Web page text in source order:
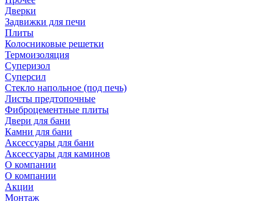
Дверки
Задвижки для печи
Плиты
Колосниковые решетки
Термоизоляция
Суперизол
Суперсил
Стекло напольное (под печь)
Листы предтопочные
Фиброцементные плиты
Двери для бани
Камни для бани
Аксессуары для бани
Аксессуары для каминов
О компании
О компании
Акции
Монтаж